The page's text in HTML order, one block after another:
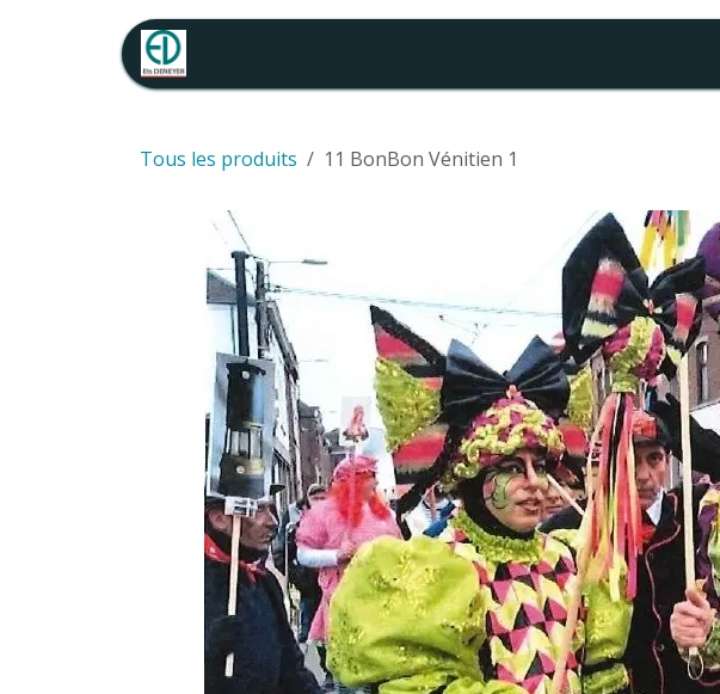
Se rendre au contenu
Tous les produits 11 BonBon Vénitien 1